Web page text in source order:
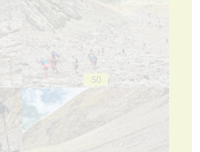
50